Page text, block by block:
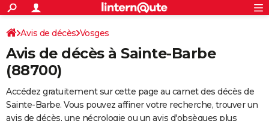
ACTUALITÉS
Politique
Société
Faits Divers
Education
Monde
Villes
+
SPORT
Coupe du monde 2026
Football
Tennis
Cyclisme
Rugby
Forum
FINANCE
Retraite
Impôts
Epargne
Immobilier
Risques naturels par ville
Banque
Assurance
Crédit
Avis de décès Vosges
Avis de décès à Sainte-Barbe
(88700)
Accédez gratuitement sur cette page au carnet des décès de
Sainte-Barbe. Vous pouvez affiner votre recherche, trouver un
avis de décès, une nécrologie ou un avis d'obsèques plus